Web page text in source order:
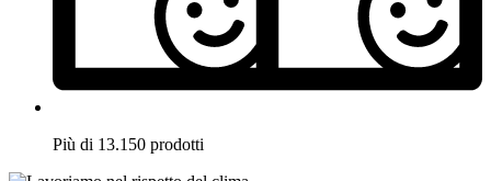
Più di 13.150 prodotti